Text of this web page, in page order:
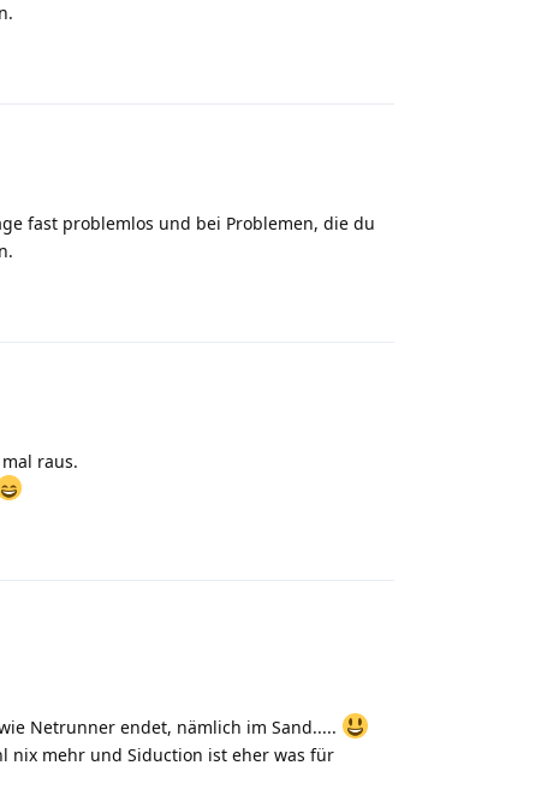
fast problemlos und bei Problemen, die du
raus.
Netrunner endet, nämlich im Sand.....
nix mehr und Siduction ist eher was für